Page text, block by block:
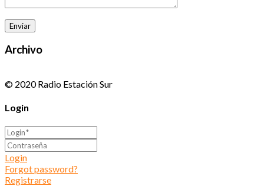
Archivo
© 2020 Radio Estación Sur
Login
Login
Forgot password?
Registrarse